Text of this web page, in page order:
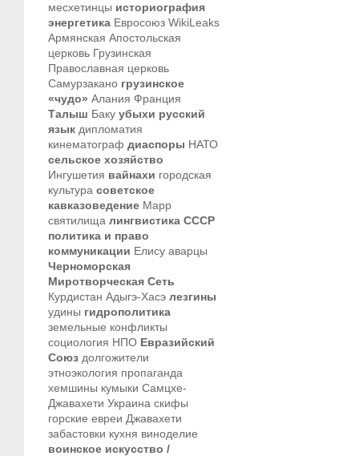
месхетинцы историография
энергетика Евросоюз WikiLeaks
Армянская Апостольская
церковь Грузинская
Православная церковь
Самурзакано грузинское
«чудо» Алания Франция
Талыш Баку убыхи русский
язык дипломатия
кинематограф диаспоры НАТО
сельское хозяйство
Ингушетия вайнахи городская
культура советское
кавказоведение Марр
святилища лингвистика СССР
политика и право
коммуникации Елису аварцы
Черноморская
Миротворческая Сеть
Курдистан Адыгэ-Хасэ лезгины
удины гидрополитика
земельные конфликты
социология НПО Евразийский
Союз долгожители
этноэкология пропаганда
хемшины кумыки Самцхе-
Джавахети Украина скифы
горские евреи Джавахети
забастовки кухня виноделие
воинское искусство /